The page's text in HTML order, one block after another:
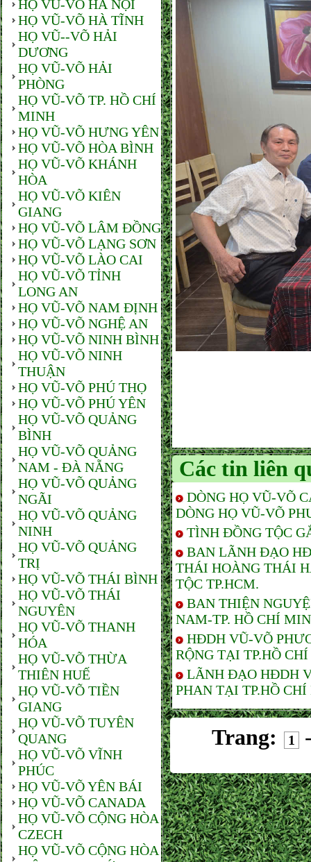
HỌ VŨ-VÕ HÀ NỘI
HỌ VŨ-VÕ HÀ TĨNH
HỌ VŨ--VÕ HẢI
DƯƠNG
HỌ VŨ-VÕ HẢI
PHÒNG
HỌ VŨ-VÕ TP. HỒ CHÍ
MINH
HỌ VŨ-VÕ HƯNG YÊN
HỌ VŨ-VÕ HÒA BÌNH
HỌ VŨ-VÕ KHÁNH
HÒA
HỌ VŨ-VÕ KIÊN
GIANG
HỌ VŨ-VÕ LÂM ĐỒNG
HỌ VŨ-VÕ LẠNG SƠN
HỌ VŨ-VÕ LÀO CAI
HỌ VŨ-VÕ TỈNH
LONG AN
HỌ VŨ-VÕ NAM ĐỊNH
HỌ VŨ-VÕ NGHỆ AN
HỌ VŨ-VÕ NINH BÌNH
HỌ VŨ-VÕ NINH
THUẬN
HỌ VŨ-VÕ PHÚ THỌ
HỌ VŨ-VÕ PHÚ YÊN
HỌ VŨ-VÕ QUẢNG
BÌNH
HỌ VŨ-VÕ QUẢNG
NAM - ĐÀ NẴNG
HỌ VŨ-VÕ QUẢNG
NGÃI
HỌ VŨ-VÕ QUẢNG
NINH
HỌ VŨ-VÕ QUẢNG
TRỊ
HỌ VŨ-VÕ THÁI BÌNH
HỌ VŨ-VÕ THÁI
NGUYÊN
HỌ VŨ-VÕ THANH
HÓA
HỌ VŨ-VÕ THỪA
THIÊN HUẾ
HỌ VŨ-VÕ TIỀN
GIANG
HỌ VŨ-VÕ TUYÊN
QUANG
HỌ VŨ-VÕ VĨNH
PHÚC
HỌ VŨ-VÕ YÊN BÁI
HỌ VŨ-VÕ CANADA
HỌ VŨ-VÕ CỘNG HÒA
CZECH
HỌ VŨ-VÕ CỘNG HÒA
Các tin liên
DÒNG HỌ VŨ-VÕ
DÒNG HỌ VŨ-VÕ
TÌNH ĐỒNG TỘC
BAN LÃNH ĐẠO
THÁI HOÀNG THÁI
TỘC TP.HCM.
BAN THIỆN
NAM-TP. HỒ CHÍ
HĐDH VŨ-VÕ
RỘNG TẠI TP.HỒ
LÃNH ĐẠO HĐDH
PHAN TẠI TP.HỒ
Trang: 1